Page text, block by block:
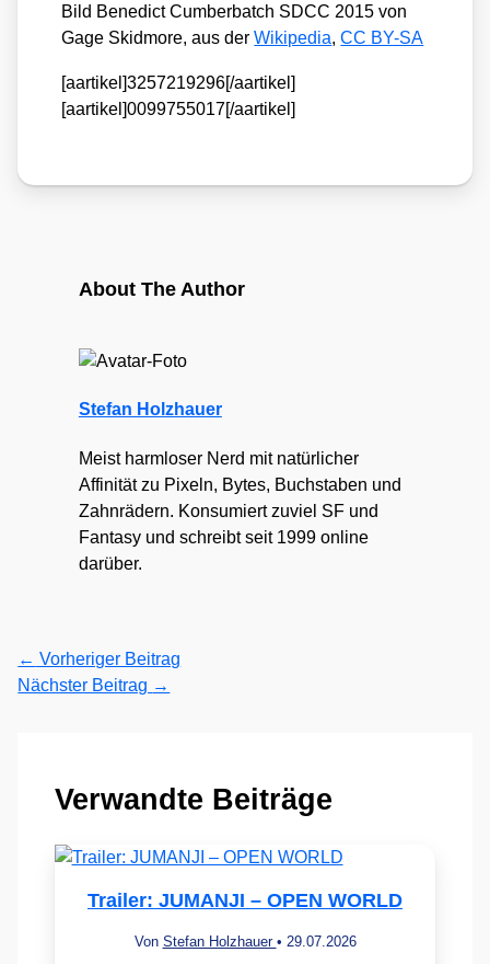
Bild Bene­dict Cum­ber­batch SDCC 2015 von
Gage Skid­mo­re, aus derWiki­pe­dia,CC BY-SA
[aartikel]3257219296[/aartikel]
[aartikel]0099755017[/aartikel]
About The Author
Stefan Holzhauer
Meist harmloser Nerd mit natürlicher
Affinität zu Pixeln, Bytes, Buchstaben und
Zahnrädern. Konsumiert zuviel SF und
Fantasy und schreibt seit 1999 online
darüber.
← Vorheriger Beitrag
Nächster Beitrag →
Verwandte Beiträge
Trailer: JUMANJI – OPEN WORLD
Von Stefan Holzhauer • 29.07.2026